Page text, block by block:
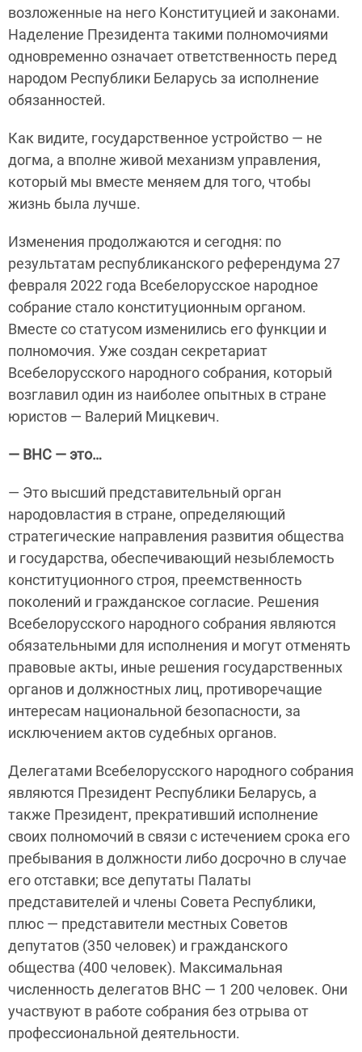
возложенные на него Конституцией и законами.
Наделение Президента такими полномочиями
одновременно означает ответственность перед
народом Республики Беларусь за исполнение
обязанностей.
Как видите, государственное устройство — не
догма, а вполне живой механизм управления,
который мы вместе меняем для того, чтобы
жизнь была лучше.
Изменения продолжаются и сегодня: по
результатам республиканского референдума 27
февраля 2022 года Всебелорусское народное
собрание стало конституционным органом.
Вместе со статусом изменились его функции и
полномочия. Уже создан секретариат
Всебелорусского народного собрания, который
возглавил один из наиболее опытных в стране
юристов — Валерий Мицкевич.
— ВНС — это…
— Это высший представительный орган
народовластия в стране, определяющий
стратегические направления развития общества
и государства, обеспечивающий незыблемость
конституционного строя, преемственность
поколений и гражданское согласие. Решения
Всебелорусского народного собрания являются
обязательными для исполнения и могут отменять
правовые акты, иные решения государственных
органов и должностных лиц, противоречащие
интересам национальной безопасности, за
исключением актов судебных органов.
Делегатами Всебелорусского народного собрания
являются Президент Республики Беларусь, а
также Президент, прекративший исполнение
своих полномочий в связи с истечением срока его
пребывания в должности либо досрочно в случае
его отставки; все депутаты Палаты
представителей и члены Совета Республики,
плюс — представители местных Советов
депутатов (350 человек) и гражданского
общества (400 человек). Максимальная
численность делегатов ВНС — 1 200 человек. Они
участвуют в работе собрания без отрыва от
профессиональной деятельности.